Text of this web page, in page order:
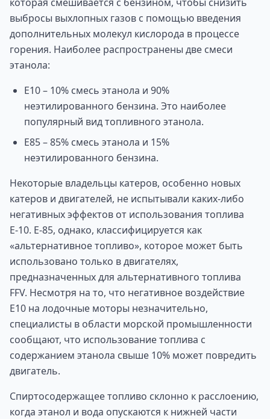
выбросы выхлопных газов с помощью введения
дополнительных молекул кислорода в процессе
горения. Наиболее распространены две смеси
этанола:
Е10 – 10% смесь этанола и 90%
неэтилированного бензина. Это наиболее
популярный вид топливного этанола.
Е85 – 85% смесь этанола и 15%
неэтилированного бензина.
Некоторые владельцы катеров, особенно новых
катеров и двигателей, не испытывали каких-либо
негативных эффектов от использования топлива
Е-10. Е-85, однако, классифицируется как
«альтернативное топливо», которое может быть
использовано только в двигателях,
предназначенных для альтернативного топлива
FFV. Несмотря на то, что негативное воздействие
Е10 на лодочные моторы незначительно,
специалисты в области морской промышленности
сообщают, что использование топлива с
содержанием этанола свыше 10% может повредить
двигатель.
Спиртосодержащее топливо склонно к расслоению,
когда этанол и вода опускаются к нижней части